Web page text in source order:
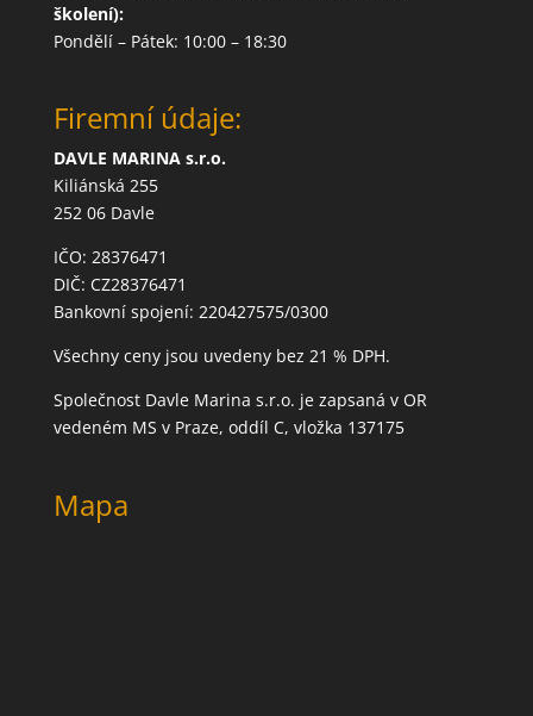
školení):
Pondělí – Pátek: 10:00 – 18:30
Firemní údaje:
DAVLE MARINA s.r.o.
Kiliánská 255
252 06 Davle
IČO: 28376471
DIČ: CZ28376471
Bankovní spojení: 220427575/0300
Všechny ceny jsou uvedeny bez 21 % DPH.
Společnost Davle Marina s.r.o. je zapsaná v OR
vedeném MS v Praze, oddíl C, vložka 137175
Mapa